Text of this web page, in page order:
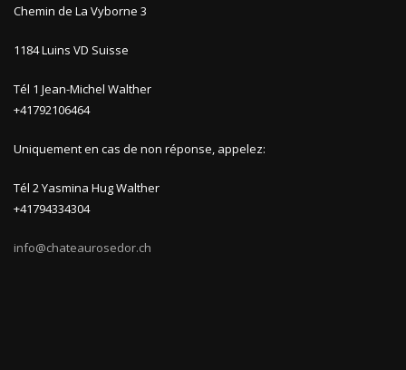
Chemin de La Vyborne 3
1184 Luins VD Suisse
Tél 1 Jean-Michel Walther
+41792106464
Uniquement en cas de non réponse, appelez:
Tél 2 Yasmina Hug Walther
+41794334304
info@chateaurosedor.ch